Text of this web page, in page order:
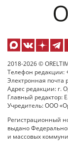
2018-2026 ©
Телефон редакции:
Электронная почта
Адрес редакции: г.
Главный редактор:
Учредитель: ООО
Регистрационный
выдано
и массовых